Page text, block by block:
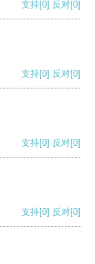
支持[0] 反对[0]
支持[0] 反对[0]
支持[0] 反对[0]
支持[0] 反对[0]